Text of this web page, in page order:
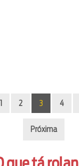
1 2 3 4
Próxima